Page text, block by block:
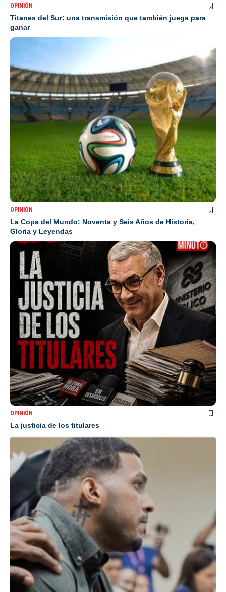
OPINIÓN
Titanes del Sur: una transmisión que también juega para
ganar
OPINIÓN
La Copa del Mundo: Noventa y Seis Años de Historia,
Gloria y Leyendas
OPINIÓN
La justicia de los titulares